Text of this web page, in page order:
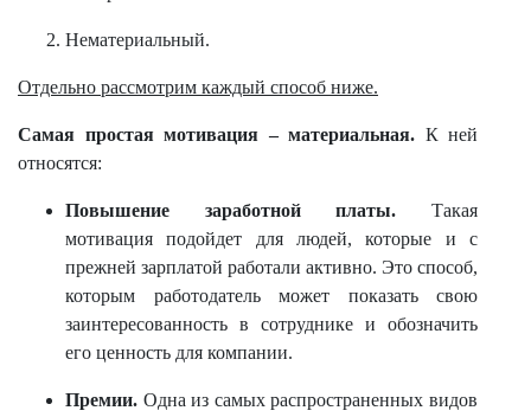
Нематериальный.
Отдельно рассмотрим каждый способ ниже.
Самая простая мотивация – материальная. К ней
относятся:
Повышение заработной платы. Такая
мотивация подойдет для людей, которые и с
прежней зарплатой работали активно. Это способ,
которым работодатель может показать свою
заинтересованность в сотруднике и обозначить
его ценность для компании.
Премии. Одна из самых распространенных видов